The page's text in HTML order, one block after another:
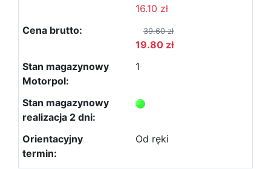
16.10 zł
39.60 zł
19.80 zł
1
Od ręki